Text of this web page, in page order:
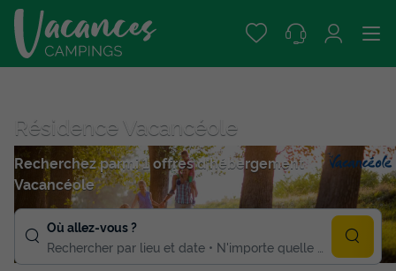
Résidence Vacancéole
Recherchez parmi 1 offres d'hébergement
Vacancéole
Où allez-vous ?
Rechercher par lieu et date
N'importe quelle duree